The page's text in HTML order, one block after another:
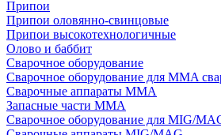
Припои
Припои оловянно-свинцовые
Припои высокотехнологичные
Олово и баббит
Сварочное оборудование
Сварочное оборудование для MMA
Сварочные аппараты MMA
Запасные части MMA
Сварочное оборудование для MIG/